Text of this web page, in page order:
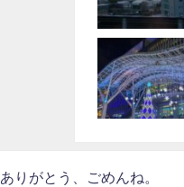
ありがとう、ごめんね。